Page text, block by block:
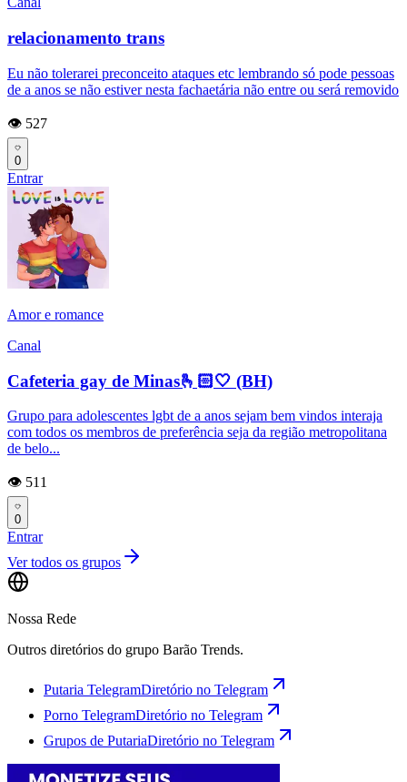
relacionamento trans
Eu não tolerarei preconceito ataques etc lembrando só pode pessoas
de a anos se não estiver nesta fachaetária não entre ou será removido
👁️ 527
0
Entrar
Amor e romance
Canal
Cafeteria gay de Minas🫰🏻🤍 (BH)
Grupo para adolescentes lgbt de a anos sejam bem vindos interaja
com todos os membros de preferência seja da região metropolitana
de belo...
👁️ 511
0
Entrar
Ver todos os grupos
Nossa Rede
Outros diretórios do grupo Barão Trends.
Putaria TelegramDiretório no Telegram
Porno TelegramDiretório no Telegram
Grupos de PutariaDiretório no Telegram